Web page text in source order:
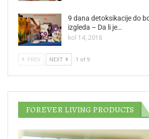
9 dana detoksikacije do
izgleda – Da li je…
kol 14, 2018
PREV NEXT 1 of 9
FOREVER LIVING PRODUCTS